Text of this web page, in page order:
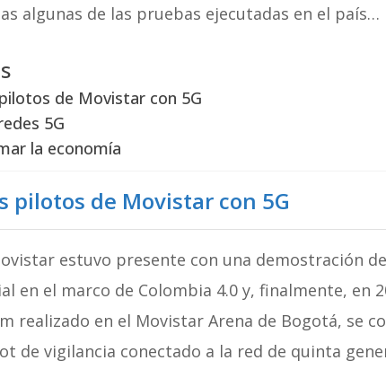
algunas de las pruebas ejecutadas en el país…
de Movistar con 5G
5G
la economía
pilotos de Movistar con 5G
estuvo presente con una demostración
en el marco de Colombia 4.0 y, finalmente, en
realizado en el Movistar Arena de Bogotá, se
de vigilancia conectado a la red de quinta